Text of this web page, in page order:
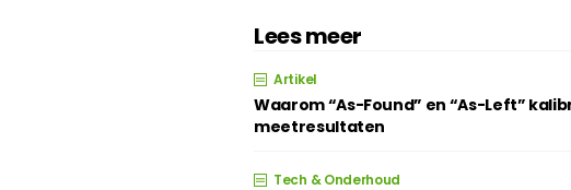
Lees meer
Artikel
Waarom “As-Found” en “As-Left”
meetresultaten
Tech & Onderhoud